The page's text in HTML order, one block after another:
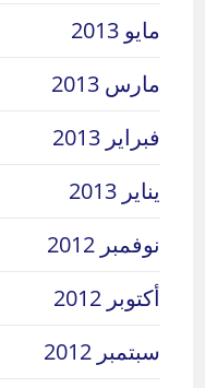
مايو 2013
مارس 2013
فبراير 2013
يناير 2013
نوفمبر 2012
أكتوبر 2012
سبتمبر 2012